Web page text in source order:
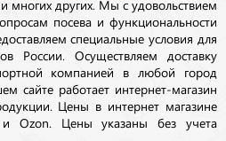
многих других. Мы с удовольствием
посева и функциональности
специальные условия для
России. Осуществляем доставку
компанией в любой город
сайте работает интернет-магазин
Цены в интернет магазине
Ozon. Цены указаны без учета